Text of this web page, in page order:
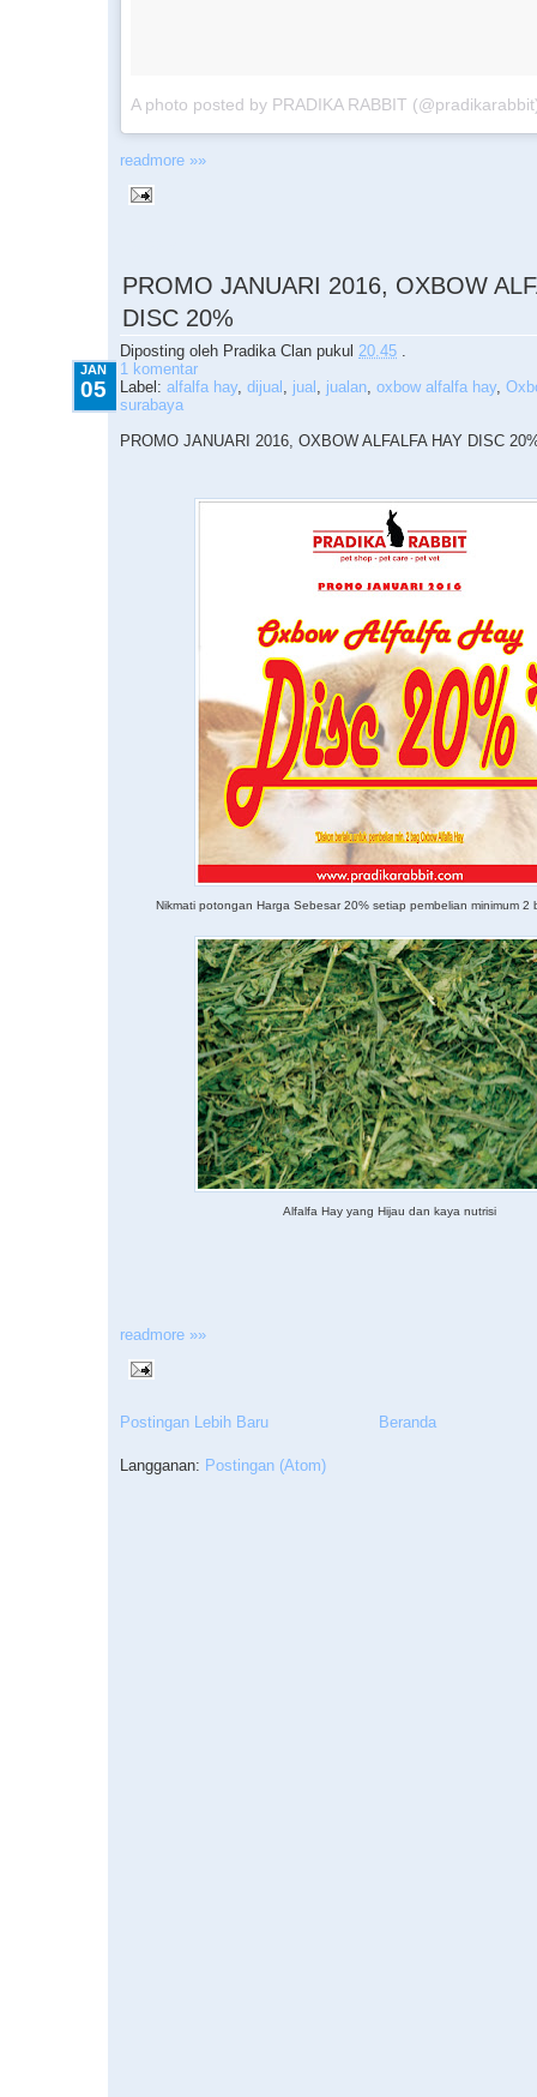
A photo posted by PRADIKA RABBIT
readmore »»
PROMO JANUARI 2016, OXBOW
DISC 20%
Diposting oleh Pradika Clan pukul 20.45
JAN
05
1 komentar
Label: alfalfa hay, dijual jual jualan oxbow alfalfa hay,
surabaya
PROMO JANUARI 2016, OXBOW ALFALFA HAY DISC
Nikmati potongan Harga Sebesar 20% setiap pembelian minimum 2
Alfalfa Hay yang Hijau dan kaya nutrisi
readmore »»
Postingan Lebih Baru Beranda
Langganan: Postingan (Atom)